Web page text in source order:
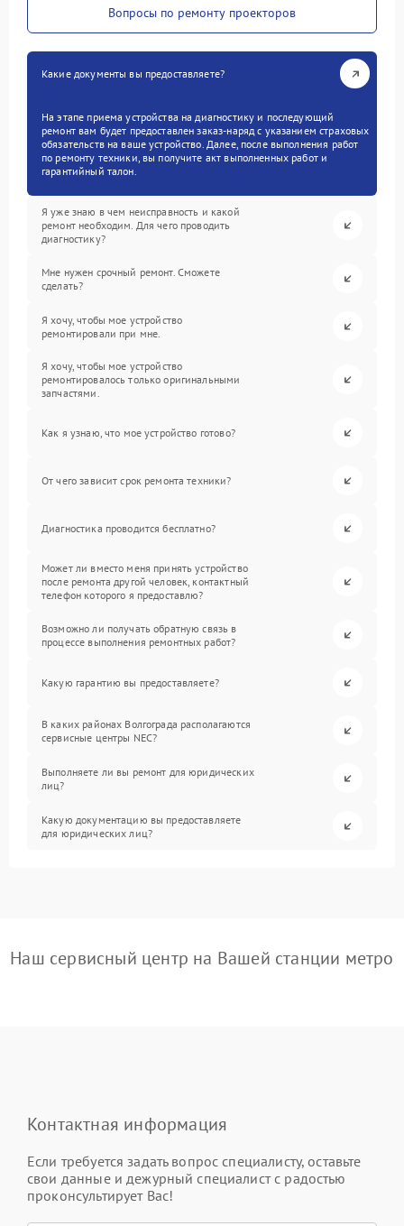
Вопросы по ремонту проекторов
Какие документы вы предоставляете?
На этапе приема устройства на диагностику и последующий
ремонт вам будет предоставлен заказ-наряд с указанием страховых
обязательств на ваше устройство. Далее, после выполнения работ
по ремонту техники, вы получите акт выполненных работ и
гарантийный талон.
Я уже знаю в чем неисправность и какой
ремонт необходим. Для чего проводить
диагностику?
Мне нужен срочный ремонт. Сможете
сделать?
Я хочу, чтобы мое устройство
ремонтировали при мне.
Я хочу, чтобы мое устройство
ремонтировалось только оригинальными
запчастями.
Как я узнаю, что мое устройство готово?
От чего зависит срок ремонта техники?
Диагностика проводится бесплатно?
Может ли вместо меня принять устройство
после ремонта другой человек, контактный
телефон которого я предоставлю?
Возможно ли получать обратную связь в
процессе выполнения ремонтных работ?
Какую гарантию вы предоставляете?
В каких районах Волгограда располагаются
сервисные центры NEC?
Выполняете ли вы ремонт для юридических
лиц?
Какую документацию вы предоставляете
для юридических лиц?
Наш сервисный центр на Вашей станции метро
Контактная информация
Если требуется задать вопрос специалисту, оставьте
свои данные и дежурный специалист с радостью
проконсультирует Вас!